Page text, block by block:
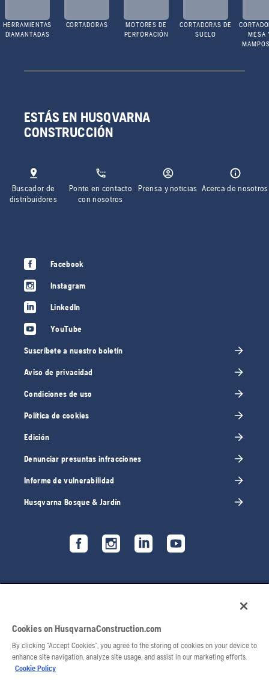
HERRAMIENTAS
DIAMANTADAS
CORTADORAS
MOTORES DE
PERFORACIÓN
CORTADORAS DE
SUELO
MESA
ESTÁS EN HUSQVARNA
CONSTRUCCIÓN
Buscador de
distribuidores
Ponte en contacto
con nosotros
Prensa y noticias Acerca de nosotros
Facebook
Instagram
LinkedIn
YouTube
Suscríbete a nuestro boletín
Aviso de privacidad
Condiciones de uso
Política de cookies
Edición
Denunciar presuntas infracciones
Informe de vulnerabilidad
Husqvarna Bosque & Jardín
Cookies on HusqvarnaConstruction.com
By clicking “Accept Cookies”, you agree to the storing of cookies on your device to
enhance site navigation, analyze site usage, and assist in our marketing efforts.
Cookie Policy